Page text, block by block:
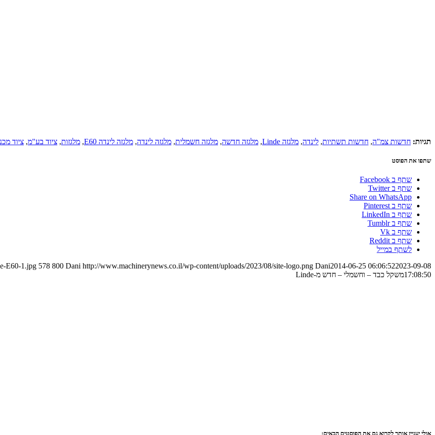
תגיות: חדשות צמ"ה, חדשות תשתיות, לינדה, מלגזה Linde , מלגזה חדשה, מלגזה חשמלית, מלגזה לינדה, מלגזה לינדה E60 , מלגזות, ציוד בע"מ, ציוד
שתפו את הפוסט
שתף ב Facebook
שתף ב Twitter
Share on WhatsApp
שתף ב Pinterest
שתף ב LinkedIn
שתף ב Tumblr
שתף ב Vk
שתף ב Reddit
לשתף במייל
E60-1.jpg 578 800 Dani http://www.machinerynews.co.il/wp-content/uploads/2023/08/site-logo.png Dani2014-06-25 06:06:522023-09-08
17:08:50משקל כבד – וחשמלי – חדש מ-Linde
אולי יעניין אותך לקרוא גם את הפוסטים הבאים: